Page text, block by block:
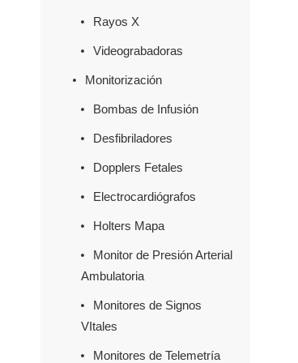
Rayos X
Videograbadoras
Monitorización
Bombas de Infusión
Desfibriladores
Dopplers Fetales
Electrocardiógrafos
Holters Mapa
Monitor de Presión Arterial
Ambulatoria
Monitores de Signos
VItales
Monitores de Telemetría